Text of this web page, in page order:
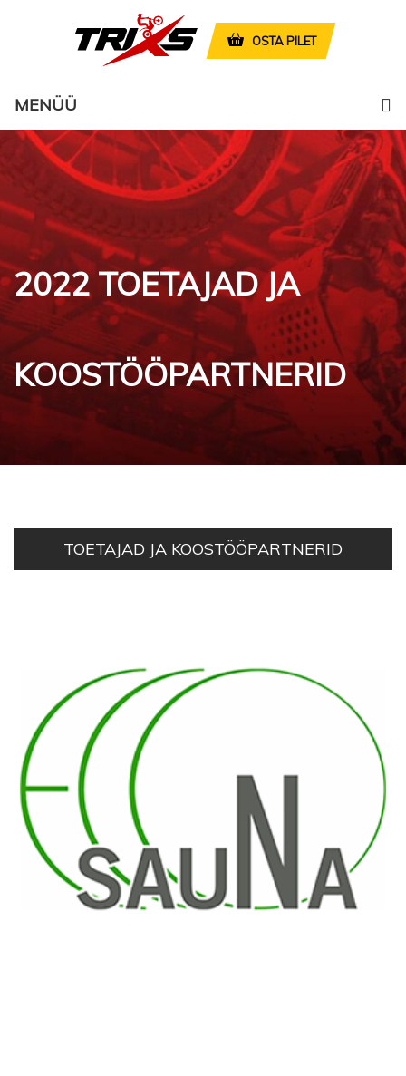
OSTA PILET
MENÜÜ
2022 TOETAJAD JA
KOOSTÖÖPARTNERID
TOETAJAD JA KOOSTÖÖPARTNERID